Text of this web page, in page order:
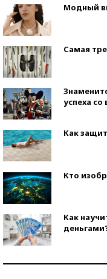
Модный
Самая
успеха
Как
Кто
Как